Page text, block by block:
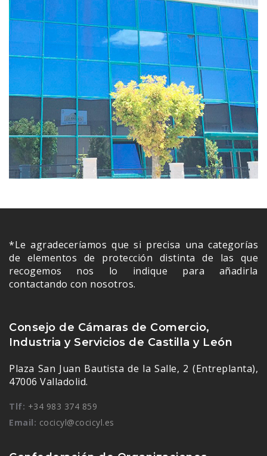
*Le agradeceríamos que si precisa una categorías
de elementos de protección distinta de las que
recogemos nos lo indique para añadirla
contactando con nosotros.
Consejo de Cámaras de Comercio,
Industria y Servicios de Castilla y León
Plaza San Juan Bautista de la Salle, 2 (Entreplanta),
47006 Valladolid.
Tlf: +34 983 374 859
Email: cocicyl@cocicyl.es